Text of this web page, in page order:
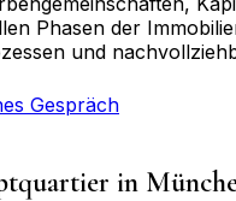
Phasen der
und
Gespräch
in